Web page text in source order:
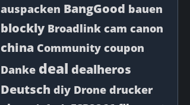
auspacken BangGood bauen
blockly Broadlink cam canon
china Community coupon
Danke deal dealheros
Deutsch diy Drone drucker